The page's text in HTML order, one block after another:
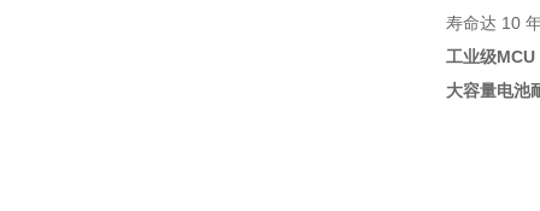
寿命达 10
工业级MCU
大容量电池